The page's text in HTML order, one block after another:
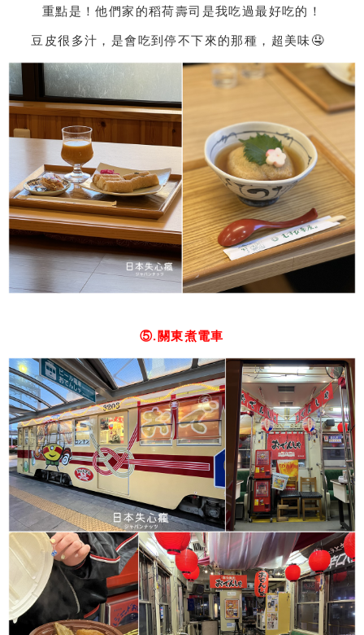
重點是！他們家的稻荷壽司是我吃過最好吃的！
豆皮很多汁，是會吃到停不下來的那種，超美味🤤
⑤.關東煮電車